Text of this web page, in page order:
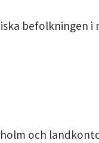
OCH
I
befolkningen i
och